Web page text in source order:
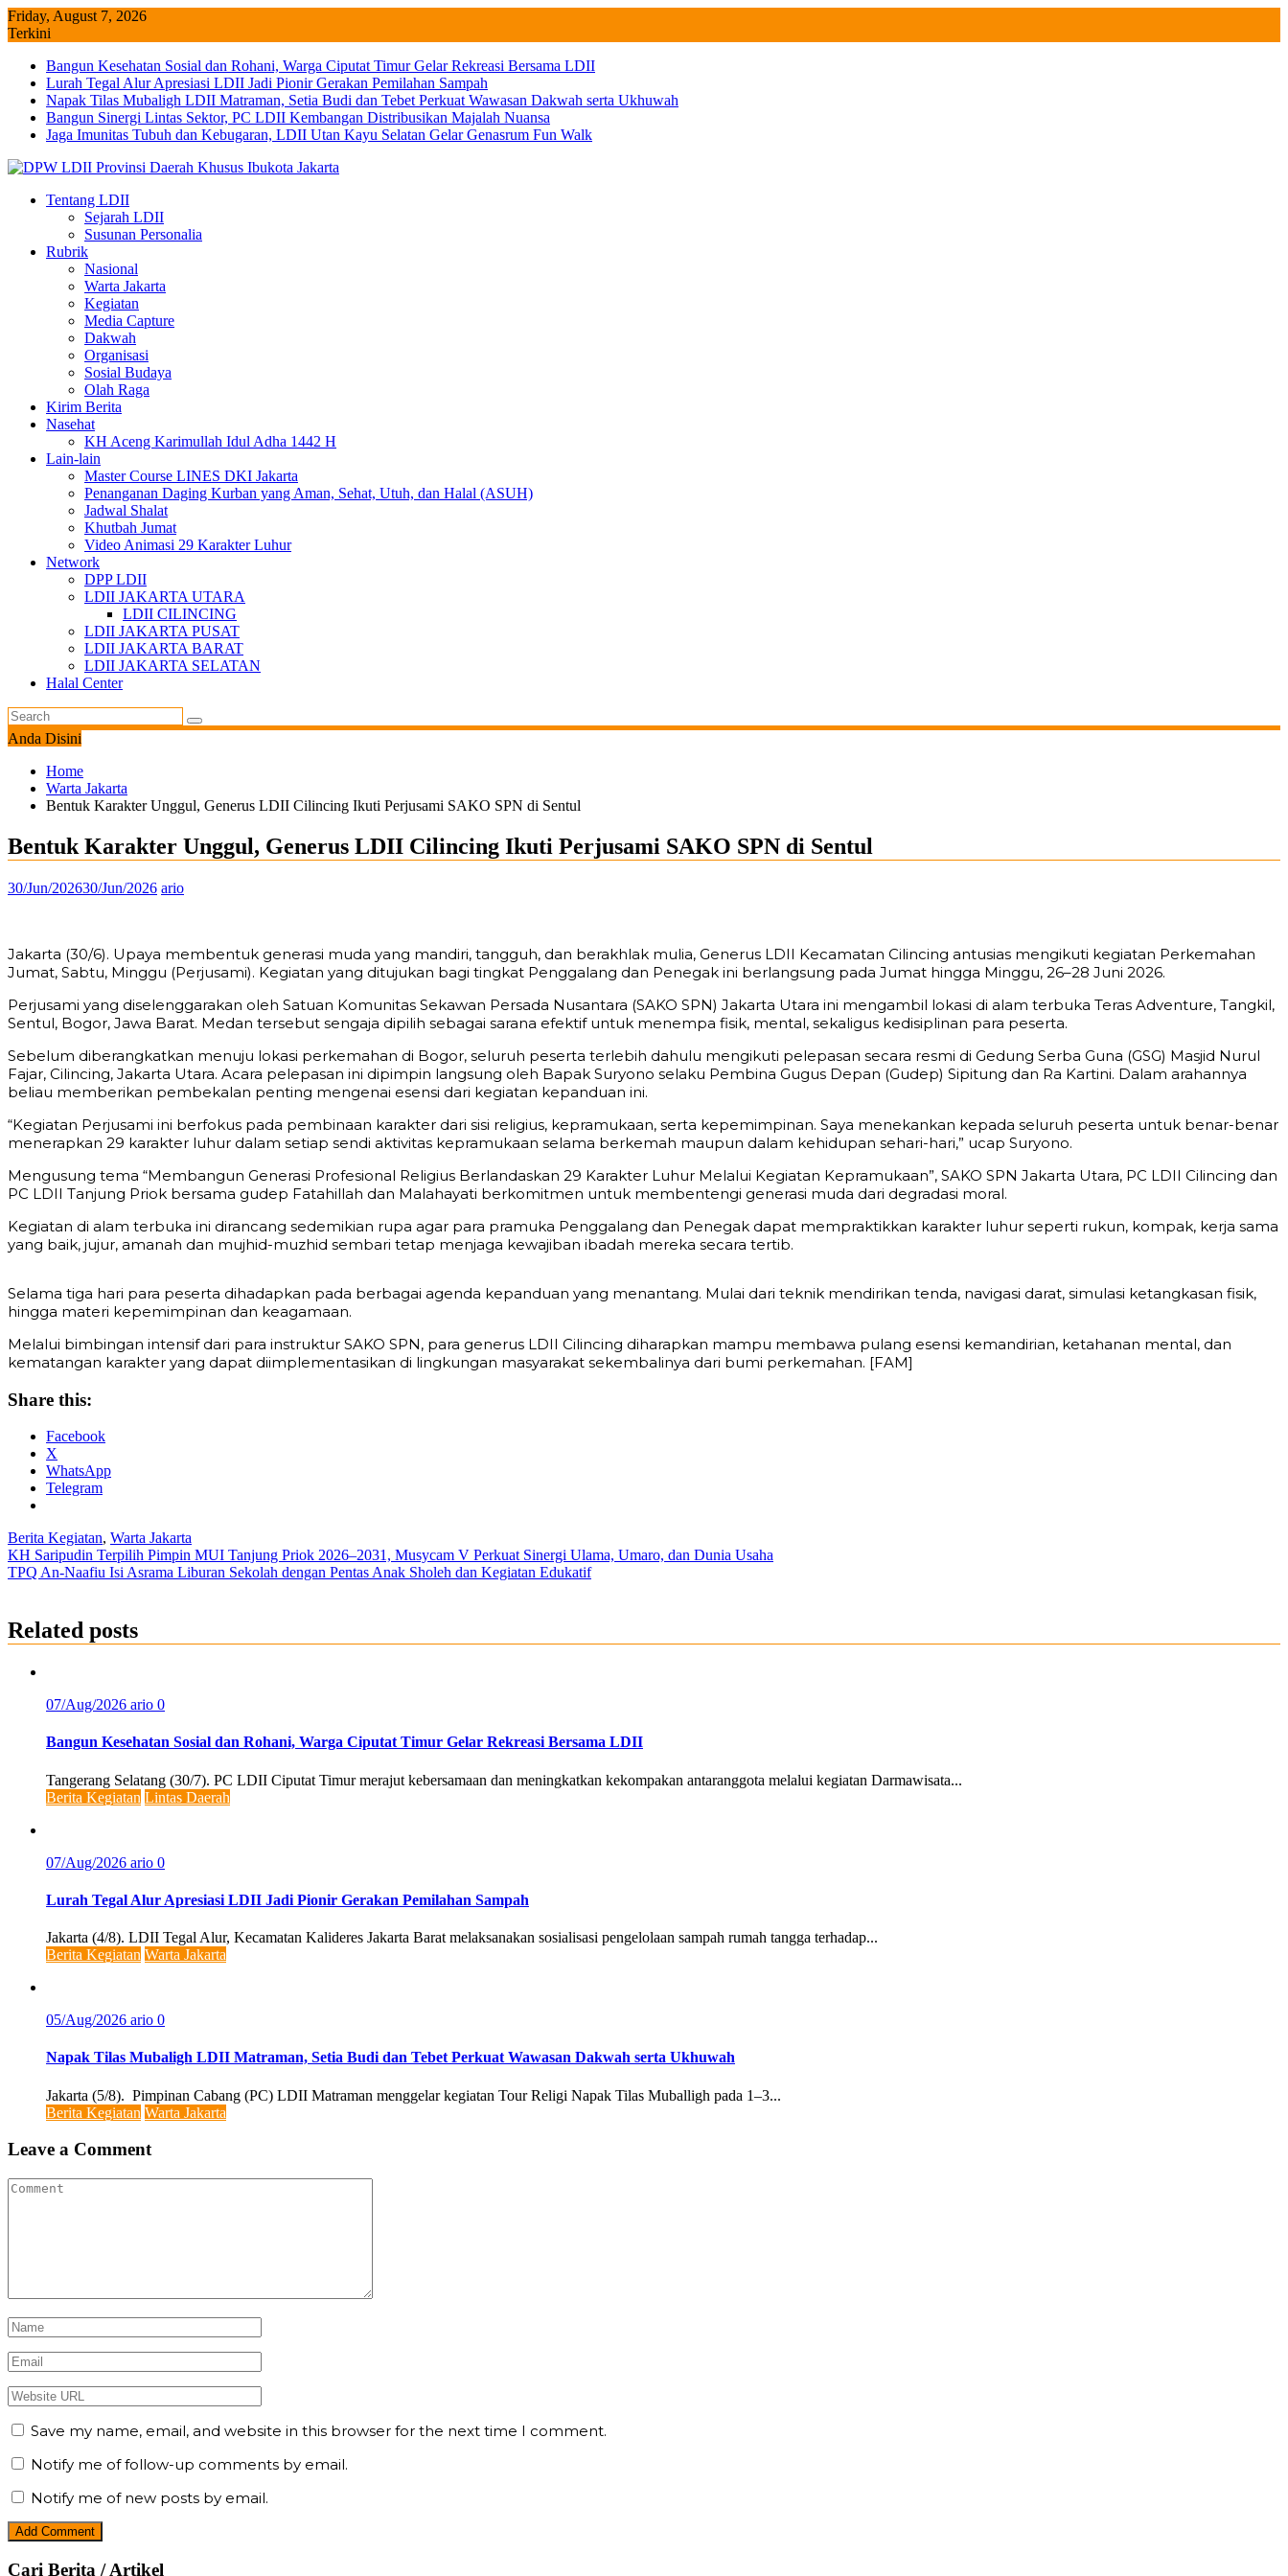
Skip
to
Friday, August 7, 2026
Terkini
Bangun Kesehatan Sosial dan Rohani, Warga Ciputat Timur Gelar Rekreasi Bersama LDII
Lurah Tegal Alur Apresiasi LDII Jadi Pionir Gerakan Pemilahan Sampah
Napak Tilas Mubaligh LDII Matraman, Setia Budi dan Tebet Perkuat Wawasan Dakwah serta Ukhuwah
Bangun Sinergi Lintas Sektor, PC LDII Kembangan Distribusikan Majalah Nuansa
Jaga Imunitas Tubuh dan Kebugaran, LDII Utan Kayu Selatan Gelar Genasrum Fun Walk
Tentang LDII
Sejarah LDII
Susunan Personalia
Rubrik
Nasional
Warta Jakarta
Kegiatan
Media Capture
Dakwah
Organisasi
Sosial Budaya
Olah Raga
Kirim Berita
Nasehat
KH Aceng Karimullah Idul Adha 1442 H
Lain-lain
Master Course LINES DKI Jakarta
Penanganan Daging Kurban yang Aman, Sehat, Utuh, dan Halal (ASUH)
Jadwal Shalat
Khutbah Jumat
Video Animasi 29 Karakter Luhur
Network
DPP LDII
LDII JAKARTA UTARA
LDII CILINCING
LDII JAKARTA PUSAT
LDII JAKARTA BARAT
LDII JAKARTA SELATAN
Halal Center
Anda Disini
Home
Warta Jakarta
Bentuk Karakter Unggul, Generus LDII Cilincing Ikuti Perjusami SAKO SPN di Sentul
Bentuk Karakter Unggul, Generus LDII Cilincing Ikuti Perjusami SAKO SPN di Sentul
30/Jun/202630/Jun/2026 ario
Jakarta (30/6). Upaya membentuk generasi muda yang mandiri, tangguh, dan berakhlak mulia, Generus LDII Kecamatan Cilincing antusias mengikuti kegiatan Perkemahan
Jumat, Sabtu, Minggu (Perjusami). Kegiatan yang ditujukan bagi tingkat Penggalang dan Penegak ini berlangsung pada Jumat hingga Minggu, 26–28 Juni 2026.
Perjusami yang diselenggarakan oleh Satuan Komunitas Sekawan Persada Nusantara (SAKO SPN) Jakarta Utara ini mengambil lokasi di alam terbuka Teras Adventure, Tangkil,
Sentul, Bogor, Jawa Barat. Medan tersebut sengaja dipilih sebagai sarana efektif untuk menempa fisik, mental, sekaligus kedisiplinan para peserta.
Sebelum diberangkatkan menuju lokasi perkemahan di Bogor, seluruh peserta terlebih dahulu mengikuti pelepasan secara resmi di Gedung Serba Guna (GSG) Masjid Nurul
Fajar, Cilincing, Jakarta Utara. Acara pelepasan ini dipimpin langsung oleh Bapak Suryono selaku Pembina Gugus Depan (Gudep) Sipitung dan Ra Kartini. Dalam arahannya
beliau memberikan pembekalan penting mengenai esensi dari kegiatan kepanduan ini.
“Kegiatan Perjusami ini berfokus pada pembinaan karakter dari sisi religius, kepramukaan, serta kepemimpinan. Saya menekankan kepada seluruh peserta untuk benar-benar
menerapkan 29 karakter luhur dalam setiap sendi aktivitas kepramukaan selama berkemah maupun dalam kehidupan sehari-hari,” ucap Suryono.
Mengusung tema “Membangun Generasi Profesional Religius Berlandaskan 29 Karakter Luhur Melalui Kegiatan Kepramukaan”, SAKO SPN Jakarta Utara, PC LDII Cilincing dan
PC LDII Tanjung Priok bersama gudep Fatahillah dan Malahayati berkomitmen untuk membentengi generasi muda dari degradasi moral.
Kegiatan di alam terbuka ini dirancang sedemikian rupa agar para pramuka Penggalang dan Penegak dapat mempraktikkan karakter luhur seperti rukun, kompak, kerja sama
yang baik, jujur, amanah dan mujhid-muzhid sembari tetap menjaga kewajiban ibadah mereka secara tertib.
Selama tiga hari para peserta dihadapkan pada berbagai agenda kepanduan yang menantang. Mulai dari teknik mendirikan tenda, navigasi darat, simulasi ketangkasan fisik,
hingga materi kepemimpinan dan keagamaan.
Melalui bimbingan intensif dari para instruktur SAKO SPN, para generus LDII Cilincing diharapkan mampu membawa pulang esensi kemandirian, ketahanan mental, dan
kematangan karakter yang dapat diimplementasikan di lingkungan masyarakat sekembalinya dari bumi perkemahan. [FAM]
Share this:
Facebook
X
WhatsApp
Telegram
Berita Kegiatan, Warta Jakarta
Post
navigation
KH Saripudin Terpilih Pimpin MUI Tanjung Priok 2026–2031, Musycam V Perkuat Sinergi Ulama, Umaro, dan Dunia Usaha
TPQ An-Naafiu Isi Asrama Liburan Sekolah dengan Pentas Anak Sholeh dan Kegiatan Edukatif
Related posts
07/Aug/2026 ario 0
Bangun Kesehatan Sosial dan Rohani, Warga Ciputat Timur Gelar Rekreasi Bersama LDII
Tangerang Selatang (30/7). PC LDII Ciputat Timur merajut kebersamaan dan meningkatkan kekompakan antaranggota melalui kegiatan Darmawisata...
Berita Kegiatan Lintas Daerah
07/Aug/2026 ario 0
Lurah Tegal Alur Apresiasi LDII Jadi Pionir Gerakan Pemilahan Sampah
Jakarta (4/8). LDII Tegal Alur, Kecamatan Kalideres Jakarta Barat melaksanakan sosialisasi pengelolaan sampah rumah tangga terhadap...
Berita Kegiatan Warta Jakarta
05/Aug/2026 ario 0
Napak Tilas Mubaligh LDII Matraman, Setia Budi dan Tebet Perkuat Wawasan Dakwah serta Ukhuwah
Jakarta (5/8). Pimpinan Cabang (PC) LDII Matraman menggelar kegiatan Tour Religi Napak Tilas Muballigh pada 1–3...
Berita Kegiatan Warta Jakarta
Leave a Comment
Save my name, email, and website in this browser for the next time I comment.
Notify me of follow-up comments by email.
Notify me of new posts by email.
Cari Berita / Artikel